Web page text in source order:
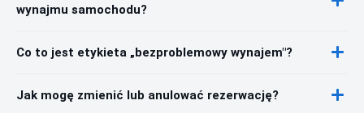
wynajmu samochodu?
Co to jest etykieta „bezproblemowy wynajem"?
Jak mogę zmienić lub anulować rezerwację?